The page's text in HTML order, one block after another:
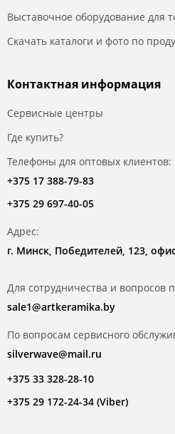
Выставочное оборудование для
Скачать каталоги и фото по
Контактная информация
Сервисные центры
Где купить?
Телефоны для оптовых клиентов:
+375 17 388-79-83
+375 29 697-40-05
Адрес:
г. Минск, Победителей, 123,
Для сотрудничества и вопросов
sale1@artkeramika.by
По вопросам сервисного
silverwave@mail.ru
+375 33 328-28-10
+375 29 172-24-34 (Viber)